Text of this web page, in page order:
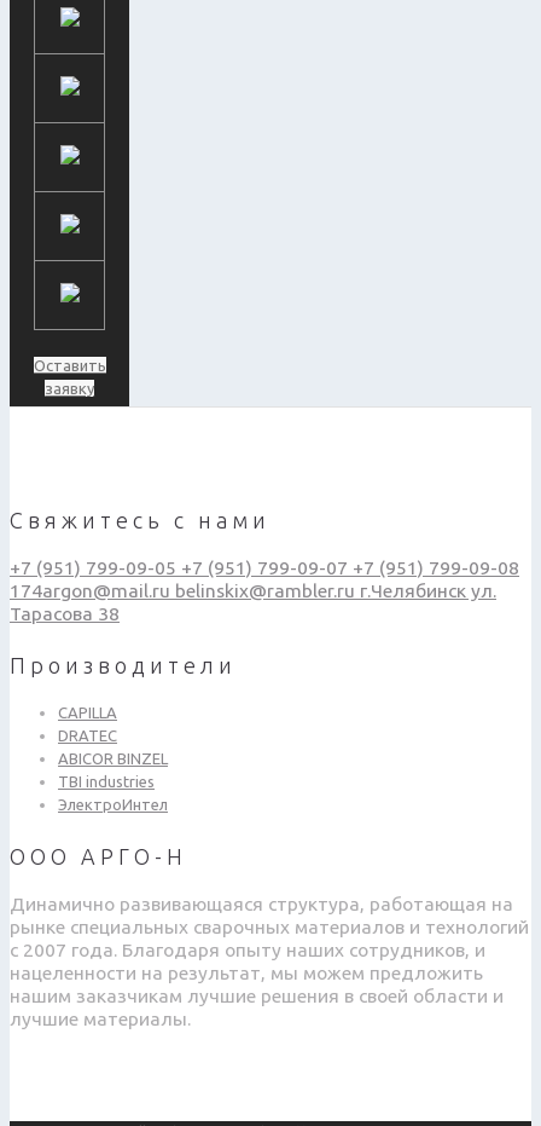
Оставить
заявку
Свяжитесь с нами
+7 (951) 799-09-05 +7 (951) 799-09-07 +7 (951) 799-09-08
174argon@mail.ru belinskix@rambler.ru г.Челябинск ул.
Тарасова 38
Производители
CAPILLA
DRATEC
ABICOR BINZEL
TBI industries
ЭлектроИнтел
ООО АРГО-Н
Динамично развивающаяся структура, работающая на
рынке специальных сварочных материалов и технологий
с 2007 года. Благодаря опыту наших сотрудников, и
нацеленности на результат, мы можем предложить
нашим заказчикам лучшие решения в своей области и
лучшие материалы.